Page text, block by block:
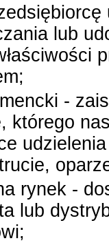
lub
-
którego
rynek -
lub